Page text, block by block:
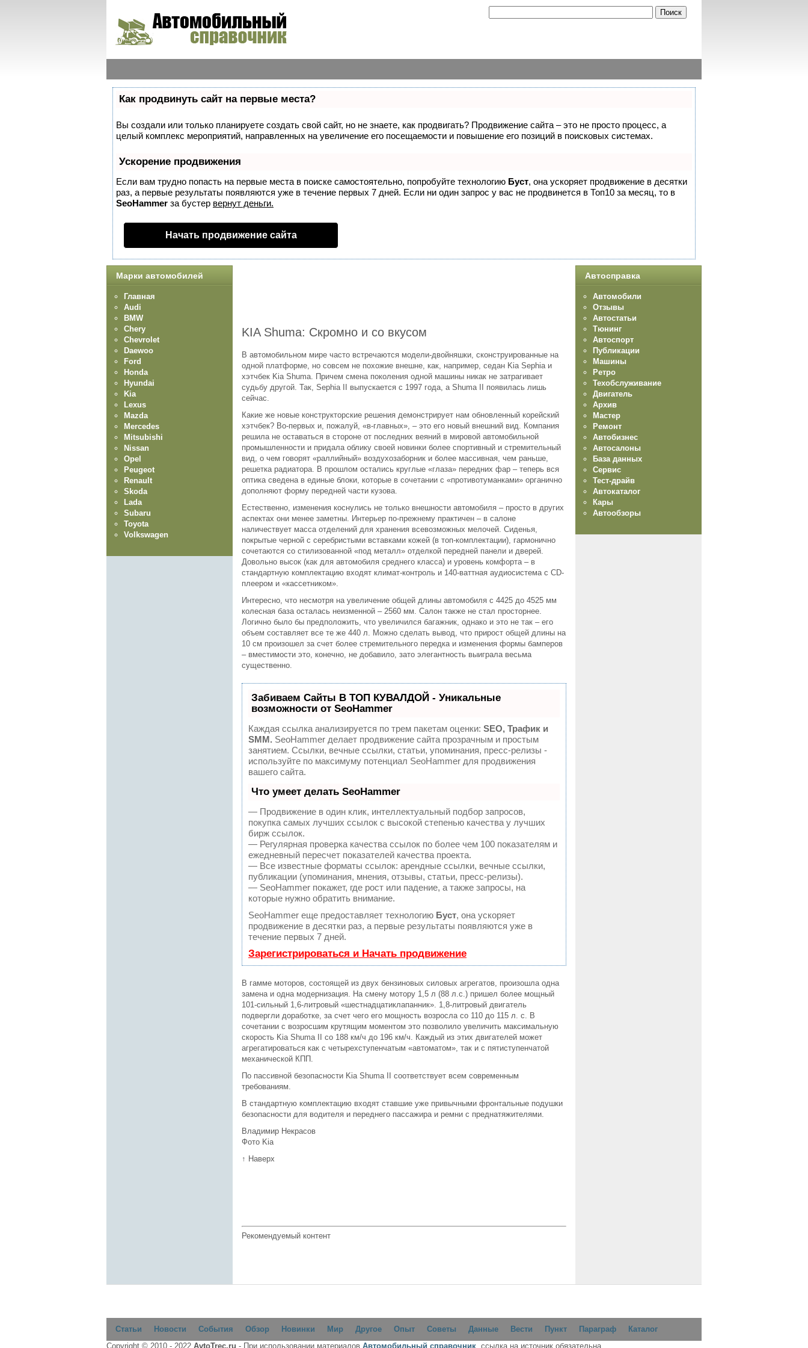
Как продвинуть сайт на первые места?
Вы создали или только планируете создать свой сайт, но не знаете, как продвигать? Продвижение сайта – это не просто процесс, а
целый комплекс мероприятий, направленных на увеличение его посещаемости и повышение его позиций в поисковых системах.
Ускорение продвижения
Если вам трудно попасть на первые места в поиске самостоятельно, попробуйте технологию Буст, она ускоряет продвижение в десятки
раз, а первые результаты появляются уже в течение первых 7 дней. Если ни один запрос у вас не продвинется в Топ10 за месяц, то в
SeoHammer за бустер вернут деньги.
Начать продвижение сайта
KIA Shuma: Скромно и со вкусом
В автомобильном мире часто встречаются модели-двойняшки, сконструированные на
одной платформе, но совсем не похожие внешне, как, например, седан Kia Sephia и
хэтчбек Kia Shuma. Причем смена поколения одной машины никак не затрагивает
судьбу другой. Так, Sephia II выпускается c 1997 года, а Shuma II появилась лишь
сейчас.
Какие же новые конструкторские решения демонстрирует нам обновленный корейский
хэтчбек? Во-первых и, пожалуй, «в-главных», – это его новый внешний вид. Компания
решила не оставаться в стороне от последних веяний в мировой автомобильной
промышленности и придала облику своей новинки более спортивный и стремительный
вид, о чем говорят «раллийный» воздухозаборник и более массивная, чем раньше,
решетка радиатора. В прошлом остались круглые «глаза» передних фар – теперь вся
оптика сведена в единые блоки, которые в сочетании с «противотуманками» органично
дополняют форму передней части кузова.
Естественно, изменения коснулись не только внешности автомобиля – просто в других
аспектах они менее заметны. Интерьер по-прежнему практичен – в салоне
наличествует масса отделений для хранения всевозможных мелочей. Сиденья,
покрытые черной с серебристыми вставками кожей (в топ-комплектации), гармонично
сочетаются со стилизованной «под металл» отделкой передней панели и дверей.
Довольно высок (как для автомобиля среднего класса) и уровень комфорта – в
стандартную комплектацию входят климат-контроль и 140-ваттная аудиосистема с CD-
плеером и «кассетником».
Интересно, что несмотря на увеличение общей длины автомобиля с 4425 до 4525 мм
колесная база осталась неизменной – 2560 мм. Салон также не стал просторнее.
Логично было бы предположить, что увеличился багажник, однако и это не так – его
объем составляет все те же 440 л. Можно сделать вывод, что прирост общей длины на
10 см произошел за счет более стремительного передка и изменения формы бамперов
– вместимости это, конечно, не добавило, зато элегантность выиграла весьма
существенно.
Забиваем Сайты В ТОП КУВАЛДОЙ - Уникальные
возможности от SeoHammer
Каждая ссылка анализируется по трем пакетам оценки: SEO, Трафик и
SMM. SeoHammer делает продвижение сайта прозрачным и простым
занятием. Ссылки, вечные ссылки, статьи, упоминания, пресс-релизы -
используйте по максимуму потенциал SeoHammer для продвижения
вашего сайта.
Что умеет делать SeoHammer
— Продвижение в один клик, интеллектуальный подбор запросов,
покупка самых лучших ссылок с высокой степенью качества у лучших
бирж ссылок.
— Регулярная проверка качества ссылок по более чем 100 показателям и
ежедневный пересчет показателей качества проекта.
— Все известные форматы ссылок: арендные ссылки, вечные ссылки,
публикации (упоминания, мнения, отзывы, статьи, пресс-релизы).
— SeoHammer покажет, где рост или падение, а также запросы, на
которые нужно обратить внимание.
SeoHammer еще предоставляет технологию Буст, она ускоряет
продвижение в десятки раз, а первые результаты появляются уже в
течение первых 7 дней.
Зарегистрироваться и Начать продвижение
В гамме моторов, состоящей из двух бензиновых силовых агрегатов, произошла одна
замена и одна модернизация. На смену мотору 1,5 л (88 л.с.) пришел более мощный
101-сильный 1,6-литровый «шестнадцатиклапанник». 1,8-литровый двигатель
подвергли доработке, за счет чего его мощность возросла со 110 до 115 л. с. В
сочетании с возросшим крутящим моментом это позволило увеличить максимальную
скорость Kia Shuma II со 188 км/ч до 196 км/ч. Каждый из этих двигателей может
агрегатироваться как с четырехступенчатым «автоматом», так и с пятиступенчатой
механической КПП.
По пассивной безопасности Kia Shuma II соответствует всем современным
требованиям.
В стандартную комплектацию входят ставшие уже привычными фронтальные подушки
безопасности для водителя и переднего пассажира и ремни с преднатяжителями.
Владимир Некрасов
Фото Kia
↑ Наверх
Рекомендуемый контент
Марки автомобилей
Главная
Audi
BMW
Chery
Chevrolet
Daewoo
Ford
Honda
Hyundai
Kia
Lexus
Mazda
Mercedes
Mitsubishi
Nissan
Opel
Peugeot
Renault
Skoda
Lada
Subaru
Toyota
Volkswagen
Автосправка
Автомобили
Отзывы
Автостатьи
Тюнинг
Автоспорт
Публикации
Машины
Ретро
Техобслуживание
Двигатель
Архив
Мастер
Ремонт
Автобизнес
Автосалоны
База данных
Сервис
Тест-драйв
Автокаталог
Кары
Автообзоры
Статьи Новости События Обзор Новинки Мир Другое Опыт Советы Данные Вести Пункт Параграф
Каталог
Copyright © 2010 - 2022 AvtoTrec.ru - При использовании материалов Автомобильный справочник , ссылка на источник обязательна.